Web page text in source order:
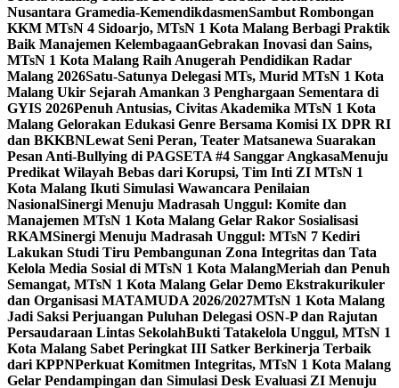
Nusantara Gramedia-KemendikdasmenSambut Rombongan
KKM MTsN 4 Sidoarjo, MTsN 1 Kota Malang Berbagi Praktik
Baik Manajemen KelembagaanGebrakan Inovasi dan Sains,
MTsN 1 Kota Malang Raih Anugerah Pendidikan Radar
Malang 2026Satu-Satunya Delegasi MTs, Murid MTsN 1 Kota
Malang Ukir Sejarah Amankan 3 Penghargaan Sementara di
GYIS 2026Penuh Antusias, Civitas Akademika MTsN 1 Kota
Malang Gelorakan Edukasi Genre Bersama Komisi IX DPR RI
dan BKKBNLewat Seni Peran, Teater Matsanewa Suarakan
Pesan Anti-Bullying di PAGSETA #4 Sanggar AngkasaMenuju
Predikat Wilayah Bebas dari Korupsi, Tim Inti ZI MTsN 1
Kota Malang Ikuti Simulasi Wawancara Penilaian
NasionalSinergi Menuju Madrasah Unggul: Komite dan
Manajemen MTsN 1 Kota Malang Gelar Rakor Sosialisasi
RKAMSinergi Menuju Madrasah Unggul: MTsN 7 Kediri
Lakukan Studi Tiru Pembangunan Zona Integritas dan Tata
Kelola Media Sosial di MTsN 1 Kota MalangMeriah dan Penuh
Semangat, MTsN 1 Kota Malang Gelar Demo Ekstrakurikuler
dan Organisasi MATAMUDA 2026/2027MTsN 1 Kota Malang
Jadi Saksi Perjuangan Puluhan Delegasi OSN-P dan Rajutan
Persaudaraan Lintas SekolahBukti Tatakelola Unggul, MTsN 1
Kota Malang Sabet Peringkat III Satker Berkinerja Terbaik
dari KPPNPerkuat Komitmen Integritas, MTsN 1 Kota Malang
Gelar Pendampingan dan Simulasi Desk Evaluasi ZI Menuju